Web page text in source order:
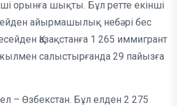
орынға шықты. Бұл ретте екінші
айырмашылық небәрі бес
Қазақстанға 1 265 иммигрант
салыстырғанда 29 пайызға
– Өзбекстан. Бұл елден 2 275